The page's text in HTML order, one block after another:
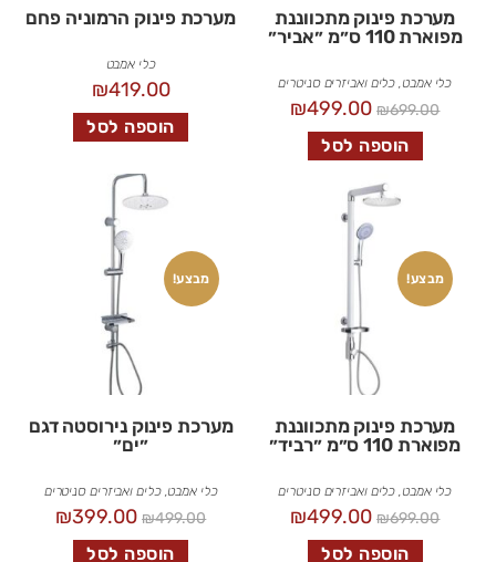
מערכת פינוק מתכווננת
מפוארת 110 ס״מ ״אביר״
כלי אמבט, כלים ואביזרים סניטרים
₪699.00
₪499.00
הוספה לסל
מערכת פינוק הרמוניה פחם
כלי אמבט
₪419.00
הוספה לסל
מבצע!
מערכת פינוק מתכווננת
מפוארת 110 ס״מ ״רביד״
כלי אמבט כלים ואביזרים סניטרים
₪699.00
₪499.00
הוספה לסל
מבצע!
מערכת פינוק נירוסטה דגם
״ים״
כלי אמבט ,כלים ואביזרים סניטרים
₪499.00
₪399.00
הוספה לסל